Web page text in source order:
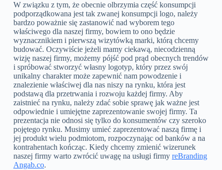
W związku z tym, że obecnie olbrzymia część konsumpcji
podporządkowana jest tak zwanej konsumpcji logo, należy
bardzo poważnie się zastanowić nad wyborem tego
właściwego dla naszej firmy, bowiem to ono będzie
wyznacznikiem i pierwszą wizytówką marki, którą chcemy
budować. Oczywiście jeżeli mamy ciekawą, niecodzienną
wizję naszej firmy, możemy pójść pod prąd obecnych trendów
i spróbować stworzyć własny logotyp, który przez swój
unikalny charakter może zapewnić nam powodzenie i
znalezienie właściwej dla nas niszy na rynku, która jest
podstawą dla przetrwania i rozwoju każdej firmy. Aby
zaistnieć na rynku, należy zdać sobie sprawę jak ważne jest
odpowiednie i umiejętne zaprezentowanie swojej firmy. Ta
prezentacja nie odnosi się tylko do konsumentów czy szeroko
pojętego rynku. Musimy umieć zaprezentować naszą firmę i
jej produkt wielu podmiotom, rozpoczynając od banków a na
kontrahentach kończąc. Kiedy chcemy zmienić wizerunek
naszej firmy warto zwrócić uwagę na usługi firmy reBranding
Angab.co.